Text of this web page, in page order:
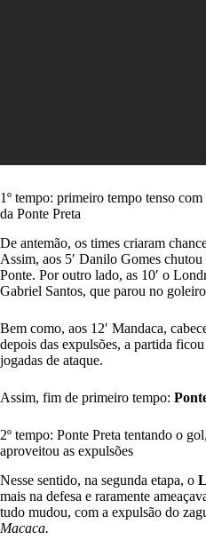
1º tempo: primeiro tempo tenso
da Ponte Preta
De antemão, os times criaram
Assim, aos 5′ Danilo Gomes
Ponte. Por outro lado, as 10′ o
Gabriel Santos, que parou no
Bem como, aos 12′ Mandaca,
depois das expulsões, a partida
jogadas de ataque.
Assim, fim de primeiro tempo:
2º tempo: Ponte Preta tentando o
aproveitou as expulsões
Nesse sentido, na segunda etapa, o
mais na defesa e raramente
tudo mudou, com a expulsão do
Macaca.